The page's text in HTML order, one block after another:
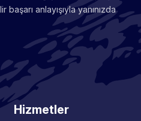
anlayışıyla yanınızda
Hizmetler